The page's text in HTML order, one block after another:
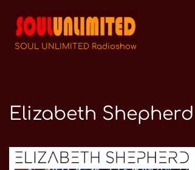
Zum
Inhalt
SOUL UNLIMITED Radioshow
Elizabeth Shepherd